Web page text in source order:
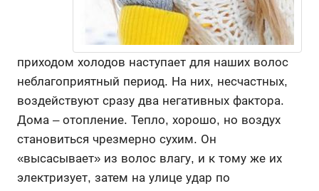
приходом холодов наступает для наших волос
неблагоприятный период. На них, несчастных,
воздействуют сразу два негативных фактора.
Дома – отопление. Тепло, хорошо, но воздух
становиться чрезмерно сухим. Он
«высасывает» из волос влагу, и к тому же их
электризует, затем на улице удар по